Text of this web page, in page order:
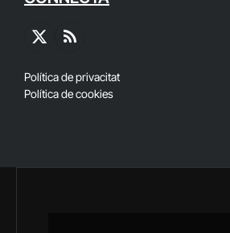
X
RSS
Política de privacitat
Política de cookies